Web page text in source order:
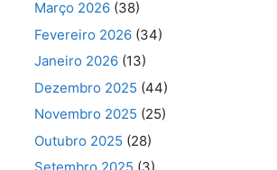
Março 2026 (38)
Fevereiro 2026 (34)
Janeiro 2026 (13)
Dezembro 2025 (44)
Novembro 2025 (25)
Outubro 2025 (28)